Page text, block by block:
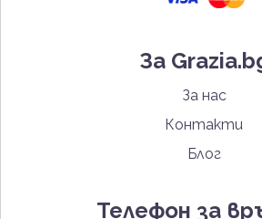
За
За нас
Контакти
Блог
Телефон за